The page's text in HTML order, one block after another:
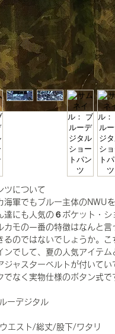
ツについて
海軍でもブルー主体のNWU
達にも人気の６ポケット・シ
カモの一番の特徴はなんと言
るのではないでしょうか。
ンでして、夏の人気アイテム
ャスターベルトが付いてい
でなく実物仕様のボタン式で
ーデジタル
エスト/総丈/股下/ワタリ